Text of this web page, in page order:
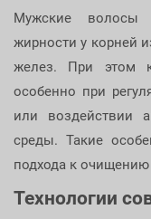
Мужские волосы
жирности у корней
желез. При этом
особенно при
или воздействии
среды. Такие
подхода к
Технологии